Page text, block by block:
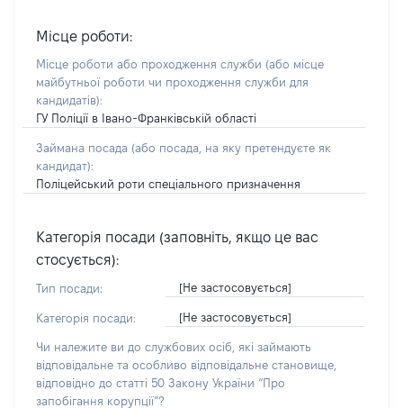
Місце роботи:
Місце роботи або проходження служби (або місце
майбутньої роботи чи проходження служби для
кандидатів):
ГУ Поліції в Івано-Франківській області
Займана посада (або посада, на яку претендуєте як
кандидат):
Поліцейський роти спеціального призначення
Категорія посади (заповніть, якщо це вас
стосується):
Тип посади: [Не застосовується]
Категорія посади: [Не застосовується]
Чи належите ви до службових осіб, які займають
відповідальне та особливо відповідальне становище,
відповідно до статті 50 Закону України “Про
запобігання корупції”?